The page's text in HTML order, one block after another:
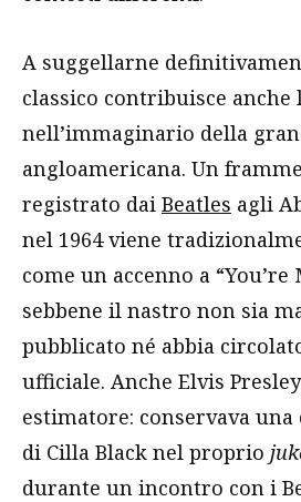
A suggellarne
classico contribuisce anche
nell’immaginario della
angloamericana. Un
registrato dai Beatles agli
nel 1964 viene
come un accenno a “You’re
sebbene il nastro non sia
pubblicato né abbia
ufficiale. Anche Elvis
estimatore: conservava
di Cilla Black nel proprio
durante un incontro con i